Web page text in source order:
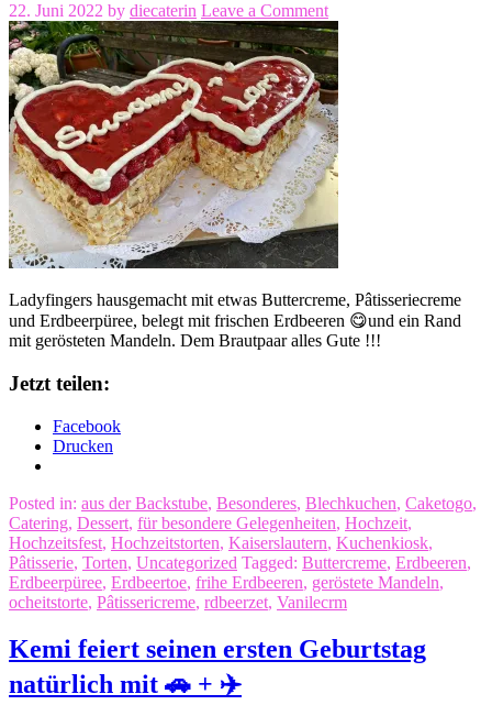
22. Juni 2022 by diecaterin Leave a Comment
Ladyfingers hausgemacht mit etwas Buttercreme, Pâtisseriecreme
und Erdbeerpüree, belegt mit frischen Erdbeeren 😋und ein Rand
mit gerösteten Mandeln. Dem Brautpaar alles Gute !!!
Jetzt teilen:
Facebook
Drucken
Posted in: aus der Backstube, Besonderes, Blechkuchen, Caketogo,
Catering, Dessert, für besondere Gelegenheiten, Hochzeit,
Hochzeitsfest, Hochzeitstorten, Kaiserslautern, Kuchenkiosk,
Pâtisserie, Torten, Uncategorized Tagged: Buttercreme, Erdbeeren,
Erdbeerpüree, Erdbeertoe, frihe Erdbeeren, geröstete Mandeln,
ocheitstorte, Pâtissericreme, rdbeerzet, Vanilecrm
Kemi feiert seinen ersten Geburtstag
natürlich mit 🚗 + ✈️